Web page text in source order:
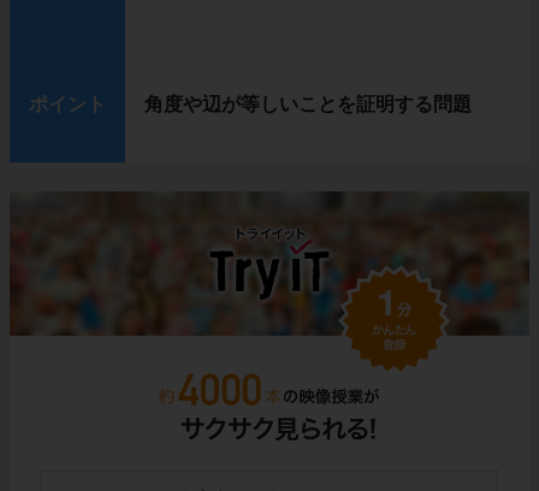
ポイント 角度や辺が等しいことを証明する問題